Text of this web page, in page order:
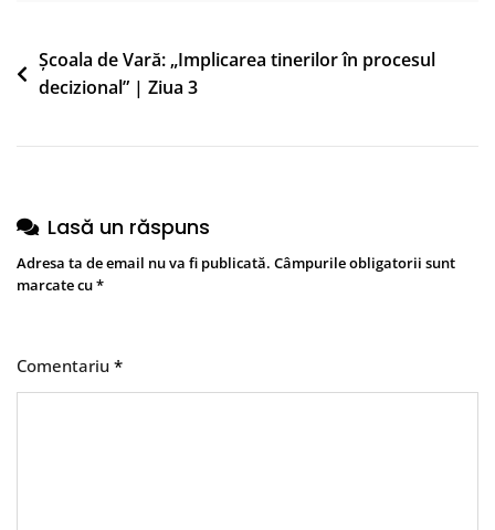
Navigare
Școala de Vară: „Implicarea tinerilor în procesul
decizional” | Ziua 3
Lasă un răspuns
Adresa ta de email nu va fi publicată. Câmpurile obligatorii sunt
marcate cu*
Comentariu *